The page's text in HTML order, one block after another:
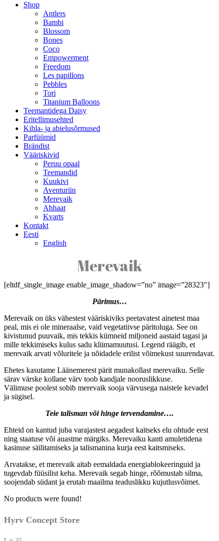
Shop
Antlers
Bambi
Blossom
Bones
Coco
Empowerment
Freedom
Les papillons
Pebbles
Tori
Titanium Balloons
Teemantidega Daisy
Eritellimusehted
Kihla- ja abielusõrmused
Parfüümid
Brändist
Vääriskivid
Peruu opaal
Teemandid
Kuukivi
Aventuriin
Merevaik
Ahhaat
Kvarts
Kontakt
Eesti
English
Merevaik
[eltdf_single_image enable_image_shadow=”no” image=”28323″]
Pärimus…
Merevaik on üks vähestest vääriskiviks peetavatest ainetest maa
peal, mis ei ole mineraalse, vaid vegetatiivse päritoluga. See on
kivistunud puuvaik, mis tekkis kümneid miljoneid aastaid tagasi ja
mille tekkimiseks kulus sadu kliimamuutusi. Legend räägib, et
merevaik arvati võluritele ja nõidadele erilist võimekust suurendavat.
Ehetes kasutame Läänemerest pärit munakollast merevaiku. Selle
särav värske kollane värv toob kandjale nooruslikkuse.
Välimuse poolest sobib merevaik sooja värvusega naistele kevadel
ja sügisel.
Teie talisman või hinge tervendamine….
Ehteid on kantud juba varajastest aegadest kaitseks elu ohtude eest
ning staatuse või auastme märgiks. Merevaiku kanti amuletidena
kasinuse säilitamiseks ja talismanina kurja eest kaitsmiseks.
Arvatakse, et merevaik aitab eemaldada energiablokeeringuid ja
tugevdab füüsilist keha. Merevaik segab hinge, rõõmustab silma,
soojendab südant ja erutab maailma teaduslikku kujutlusvõimet.
No products were found!
Hyrv Concept Store